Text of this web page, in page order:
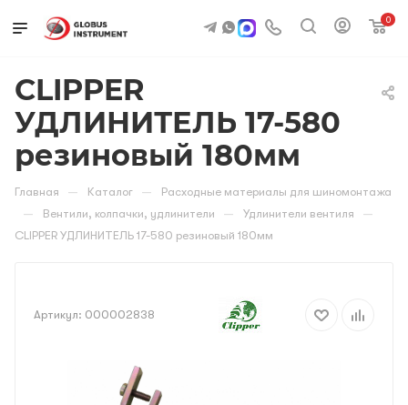
0
CLIPPER
УДЛИНИТЕЛЬ 17-580
резиновый 180мм
Главная — Каталог — Расходные материалы для шиномонтажа
— Вентили, колпачки, удлинители — Удлинители вентиля —
CLIPPER УДЛИНИТЕЛЬ 17-580 резиновый 180мм
Артикул: 000002838